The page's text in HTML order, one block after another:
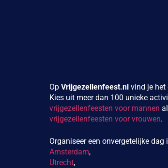
Op Vrijgezellenfeest.nl vind je het
Kies uit meer dan 100 unieke
vrijgezellenfeesten voor mannen
vrijgezellenfeesten voor vrouwen.
Organiseer een onvergetelijke
Amsterdam,
Utrecht,